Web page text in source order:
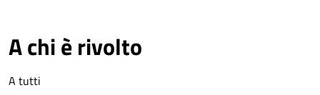
A chi è rivolto
A tutti